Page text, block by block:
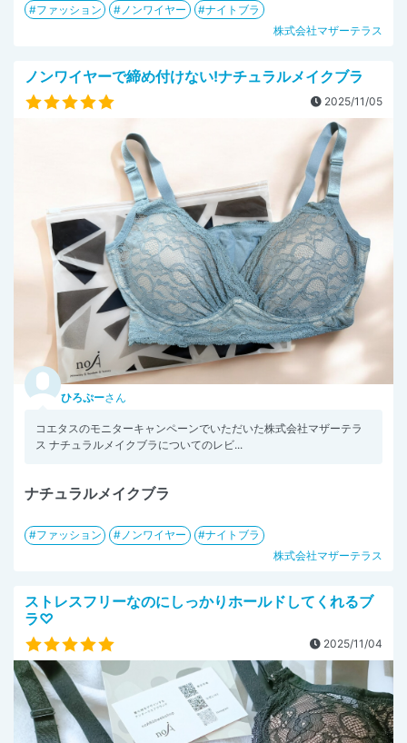
ファッション ノンワイヤー
ナイトブラ
株式会社マザーテラス
ノンワイヤーで締め付けない!ナチュラルメイクブラ
2025/11/05
ひろぷーさん
コエタスのモニターキャンペーンでいただいた株式会社マザーテラ
ス ナチュラルメイクブラについてのレビ...
ナチュラルメイクブラ
ファッション ノンワイヤー
ナイトブラ
株式会社マザーテラス
ストレスフリーなのにしっかりホールドしてくれるブ
ラ♡
2025/11/04